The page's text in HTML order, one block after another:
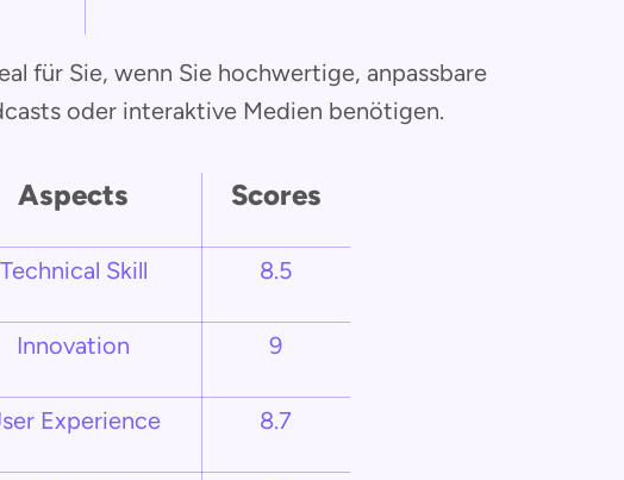
für Sie, wenn Sie hochwertige, anpassbare
oder interaktive Medien benötigen.
Aspects Scores
Technical Skill 8.5
Innovation 9
Experience 8.7